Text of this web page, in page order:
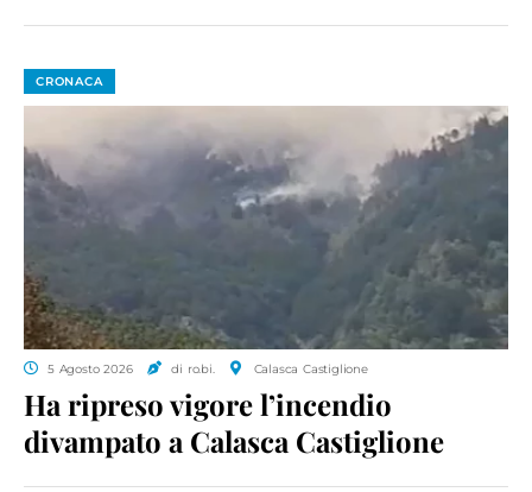
CRONACA
5 Agosto 2026 di ro.bi. Calasca Castiglione
Ha ripreso vigore l’incendio
divampato a Calasca Castiglione